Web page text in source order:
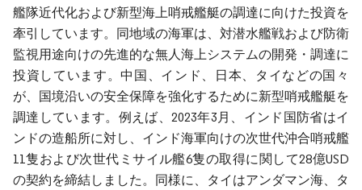
艦隊近代化および新型海上哨戒艦艇の調達に向けた投資を
牽引しています。同地域の海軍は、対潜水艦戦および防衛
監視用途向けの先進的な無人海上システムの開発・調達に
投資しています。中国、インド、日本、タイなどの国々
が、国境沿いの安全保障を強化するために新型哨戒艦艇を
調達しています。例えば、2023年3月、インド国防省はイ
ンドの造船所に対し、インド海軍向けの次世代沖合哨戒艦
11隻および次世代ミサイル艦6隻の取得に関して28億USD
の契約を締結しました。同様に、タイはアンダマン海、タ